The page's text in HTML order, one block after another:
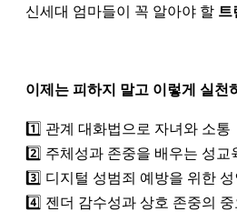
신세대 엄마들이 꼭 알아야 할 트
이제는 피하지 말고 이렇게 실천
1️⃣ 관계 대화법으로 자녀와 소통
2️⃣ 주체성과 존중을 배우는 성교
3️⃣ 디지털 성범죄 예방을 위한
4️⃣ 젠더 감수성과 상호 존중의 중